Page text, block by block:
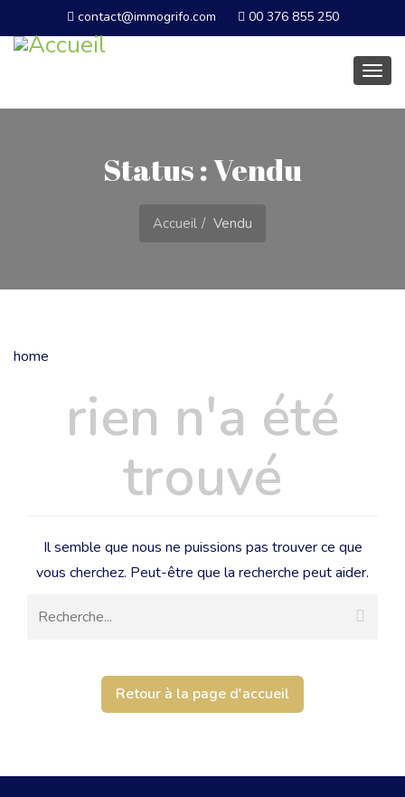
contact@immogrifo.com 00 376 855 250
Status : Vendu
Accueil Vendu
home
rien n'a été
trouvé
Il semble que nous ne puissions pas trouver ce que
vous cherchez. Peut-être que la recherche peut aider.
Retour à la page d'accueil